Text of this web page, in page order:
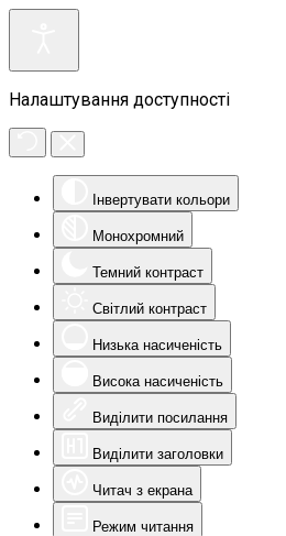
Налаштування доступності
Інвертувати кольори
Монохромний
Темний контраст
Світлий контраст
Низька насиченість
Висока насиченість
Виділити посилання
Виділити заголовки
Читач з екрана
Режим читання